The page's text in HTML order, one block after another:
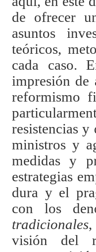
de ofrecer
asuntos
teóricos,
cada caso.
impresión de
reformismo
resistencias y
ministros y
medidas y
estrategias
dura y el
con los
tradicionales,
visión del